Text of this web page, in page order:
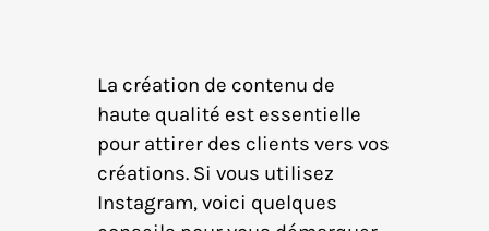
La création de contenu de
haute qualité est essentielle
pour attirer des clients vers vos
créations. Si vous utilisez
Instagram, voici quelques